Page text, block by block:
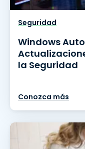
Seguridad
Windows
la Seguridad
Conozca más